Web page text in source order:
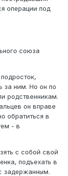
операции под
союза
за ним. Но он по
родственникам.
он вправе
обратиться в
- в
с собой свой
подъехать в
задержанным.